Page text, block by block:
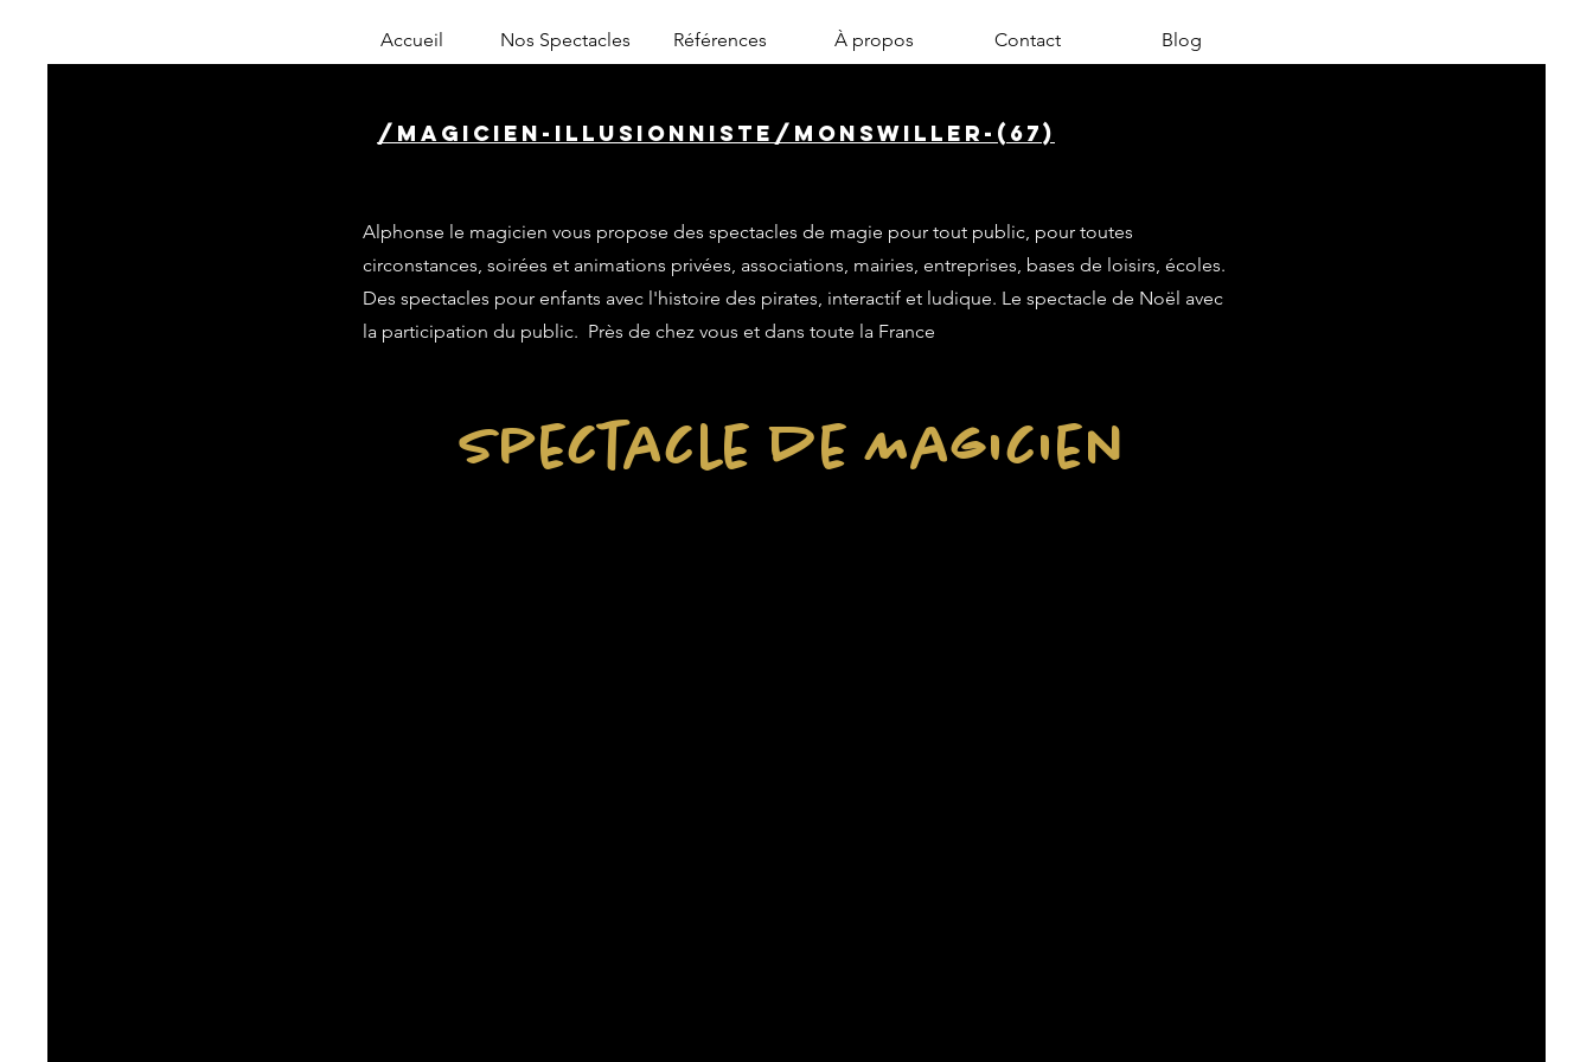
Accueil Nos Spectacles Références À propos Contact Blog
/magicien-illusionniste/monswiller-(67)
Alphonse le magicien vous propose des spectacles de magie pour tout public, pour toutes
circonstances, soirées et animations privées, associations, mairies, entreprises, bases de loisirs, écoles.
Des spectacles pour enfants avec l'histoire des pirates, interactif et ludique. Le spectacle de Noël avec
la participation du public. Près de chez vous et dans toute la France
Spectacle de Magicien